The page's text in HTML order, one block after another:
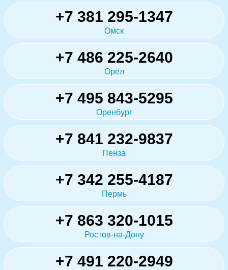
+7 381 295-1347
Омск
+7 486 225-2640
Орёл
+7 495 843-5295
Оренбург
+7 841 232-9837
Пенза
+7 342 255-4187
Пермь
+7 863 320-1015
Ростов-на-Дону
+7 491 220-2949